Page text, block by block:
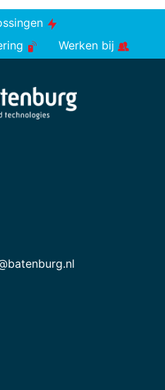
Werken bij